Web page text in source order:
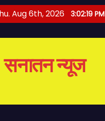
Aug 6th, 2026 3:02:20 PM
सनातन न्यूज